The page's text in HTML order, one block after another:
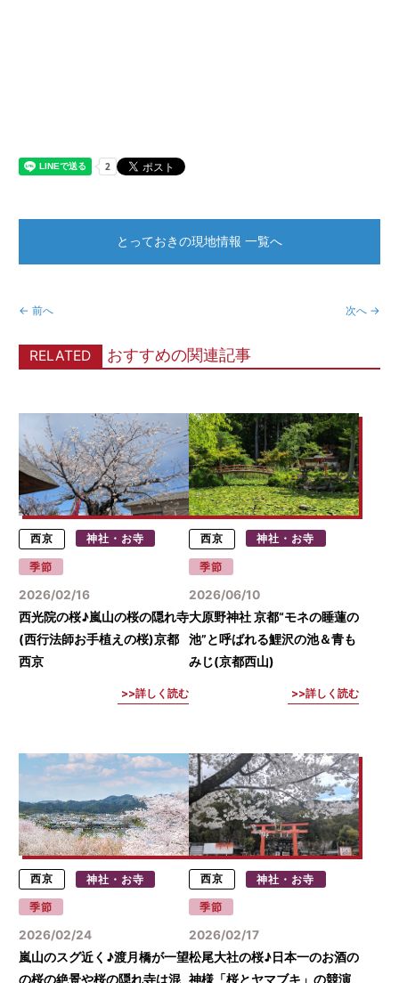
← 前へ 次へ →
とっておきの現地情報 一覧へ
RELATED おすすめの関連記事
西京 神社・お寺
季節
2026/02/16
西光院の桜♪嵐山の桜の隠れ寺
(西行法師お手植えの桜)京都
西京
詳しく読む
西京 神社・お寺
季節
2026/06/10
大原野神社 京都“モネの睡蓮の
池”と呼ばれる鯉沢の池＆青も
みじ(京都西山)
詳しく読む
西京 神社・お寺
季節
2026/02/24
嵐山のスグ近く♪渡月橋が一望
の桜の絶景や桜の隠れ寺は混
西京 神社・お寺
季節
2026/02/17
松尾大社の桜♪日本一のお酒の
神様「桜とヤマブキ」の競演